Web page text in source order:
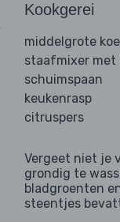
Kookgerei
middelgrote
staafmixer met
schuimspaan
keukenrasp
citruspers
Vergeet niet je
grondig te
bladgroenten
steentjes